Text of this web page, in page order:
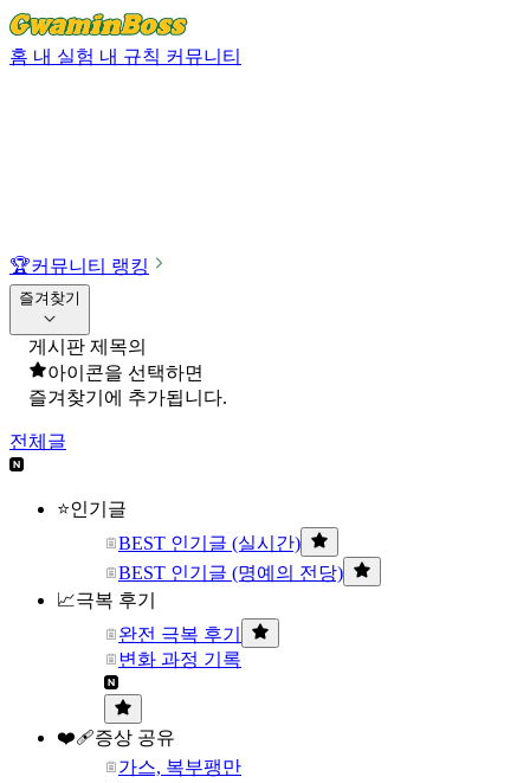
홈 내 실험 내 규칙 커뮤니티
🏆커뮤니티 랭킹
즐겨찾기
게시판 제목의
아이콘을 선택하면
즐겨찾기에 추가됩니다.
전체글
⭐인기글
BEST 인기글 (실시간)
BEST 인기글 (명예의 전당)
📈극복 후기
완전 극복 후기
변화 과정 기록
❤️‍🩹증상 공유
가스, 복부팽만